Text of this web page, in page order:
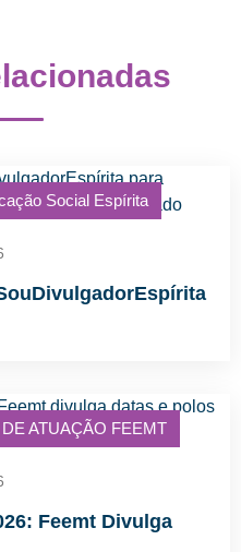
Social Espírita
ATUAÇÃO FEEMT
Feemt Divulga